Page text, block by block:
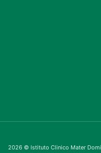
2026 © Istituto Clinico Mater